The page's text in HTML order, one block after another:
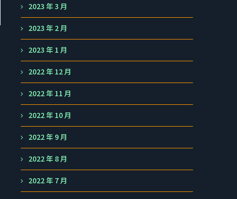
2023 年 3 月
2023 年 2 月
2023 年 1 月
2022 年 12 月
2022 年 11 月
2022 年 10 月
2022 年 9 月
2022 年 8 月
2022 年 7 月